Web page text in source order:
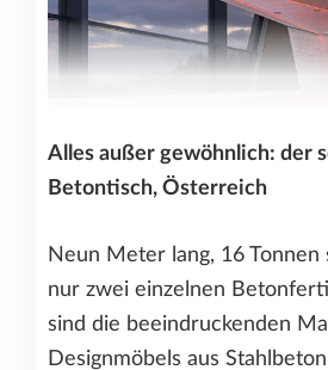
Alles außer gewöhnlich: der
Betontisch, Österreich
Neun Meter lang, 16 Tonnen
nur zwei einzelnen
sind die beeindruckenden
Designmöbels aus